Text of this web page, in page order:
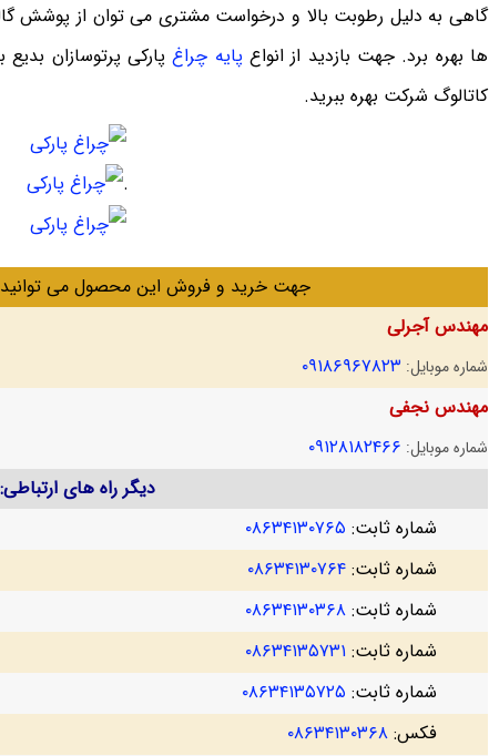
گاهی به دلیل رطوبت بالا و درخواست مشتری می توان از پوشش
ها بهره برد. جهت بازدید از انواع پایه چراغپارکی پرتوسازان
کاتالوگ شرکت بهره ببرید.
.
جهت خرید و فروش این محصول می توانید
مهندس آجرلی
شماره موبایل: ۰۹۱۸۶۹۶۷۸۲۳
مهندس نجفی
شماره موبایل: ۰۹۱۲۸۱۸۲۴۶۶
دیگر راه های ارتباطی:
شماره ثابت: ۰۸۶۳۴۱۳۰۷۶۵
شماره ثابت: ۰۸۶۳۴۱۳۰۷۶۴
شماره ثابت: ۰۸۶۳۴۱۳۰۳۶۸
شماره ثابت: ۰۸۶۳۴۱۳۵۷۳۱
شماره ثابت: ۰۸۶۳۴۱۳۵۷۲۵
فکس: ۰۸۶۳۴۱۳۰۳۶۸